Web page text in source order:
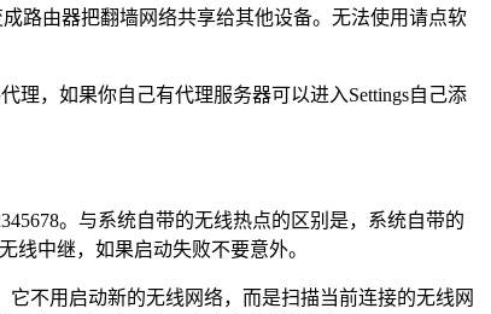
路由器把翻墙网络共享给其他设备。无法使用请点软
理，如果你自己有代理服务器可以进入Settings自己添
。与系统自带的无线热点的区别是，系统自带的
中继，如果启动失败不要意外。
不用启动新的无线网络，而是扫描当前连接的无线网